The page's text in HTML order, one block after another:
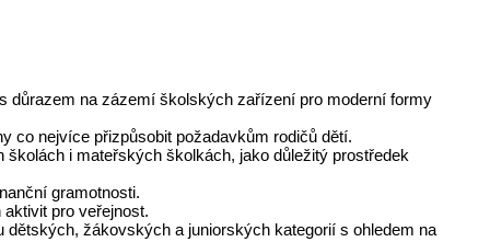
důrazem na zázemí školských zařízení pro moderní formy
co nejvíce přizpůsobit požadavkům rodičů dětí.
i mateřských školkách, jako důležitý prostředek
gramotnosti.
pro veřejnost.
dětských, žákovských a juniorských kategorií s ohledem na